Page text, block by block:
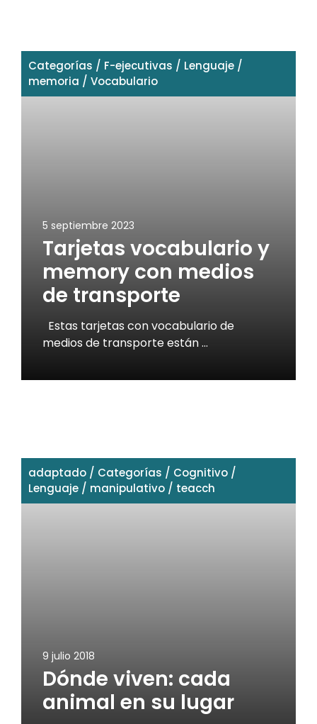
Categorías / F-ejecutivas / Lenguaje /
memoria / Vocabulario
5 septiembre 2023
Tarjetas vocabulario y
memory con medios
de transporte
Estas tarjetas con vocabulario de
medios de transporte están …
adaptado / Categorías / Cognitivo /
Lenguaje / manipulativo / teacch
9 julio 2018
Dónde viven: cada
animal en su lugar